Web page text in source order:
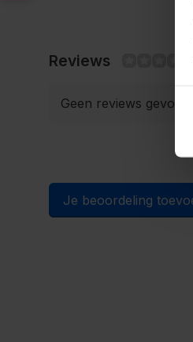
Reviews
Geen reviews
Je beoordeling